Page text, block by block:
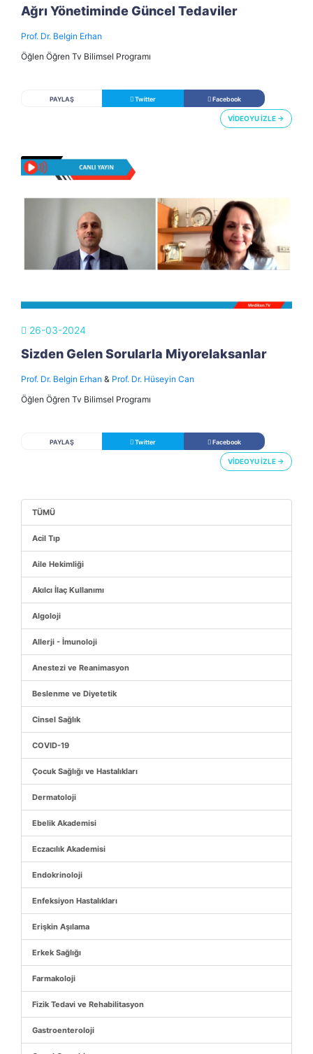
Ağrı Yönetiminde Güncel Tedaviler
Prof. Dr. Belgin Erhan
Öğlen Öğren Tv Bilimsel Programı
PAYLAŞ Twitter Facebook
VİDEOYU İZLE →
26-03-2024
Sizden Gelen Sorularla Miyorelaksanlar
Prof. Dr. Belgin Erhan & Prof. Dr. Hüseyin Can
Öğlen Öğren Tv Bilimsel Programı
PAYLAŞ Twitter Facebook
VİDEOYU İZLE →
TÜMÜ
Acil Tıp
Aile Hekimliği
Akılcı İlaç Kullanımı
Algoloji
Allerji - İmunoloji
Anestezi ve Reanimasyon
Beslenme ve Diyetetik
Cinsel Sağlık
COVID-19
Çocuk Sağlığı ve Hastalıkları
Dermatoloji
Ebelik Akademisi
Eczacılık Akademisi
Endokrinoloji
Enfeksiyon Hastalıkları
Erişkin Aşılama
Erkek Sağlığı
Farmakoloji
Fizik Tedavi ve Rehabilitasyon
Gastroenteroloji